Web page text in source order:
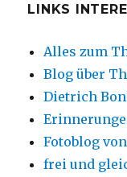
LINKS
Alles zum
Blog über
Dietrich
Fotoblog
frei und